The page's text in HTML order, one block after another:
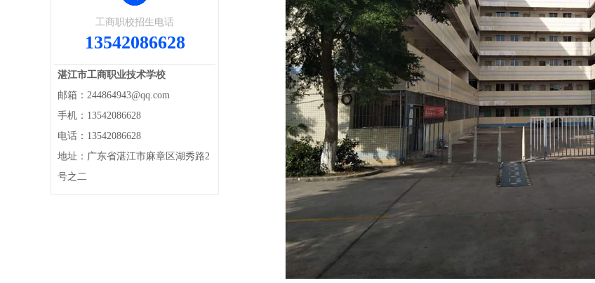
工商职校招生电话
13542086628
湛江市工商职业技术学校
邮箱：244864943@qq.com
手机：13542086628
电话：13542086628
地址：广东省湛江市麻章区湖秀路2
号之二